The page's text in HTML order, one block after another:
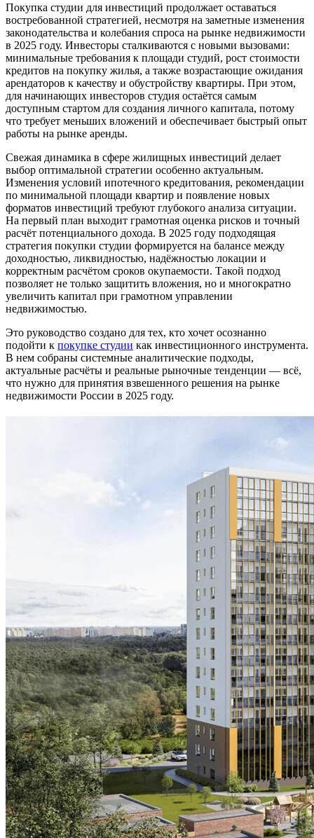
Покупка студии для инвестиций продолжает оставаться
востребованной стратегией, несмотря на заметные изменения
законодательства и колебания спроса на рынке недвижимости
в 2025 году. Инвесторы сталкиваются с новыми вызовами:
минимальные требования к площади студий, рост стоимости
кредитов на покупку жилья, а также возрастающие ожидания
арендаторов к качеству и обустройству квартиры. При этом,
для начинающих инвесторов студия остаётся самым
доступным стартом для создания личного капитала, потому
что требует меньших вложений и обеспечивает быстрый опыт
работы на рынке аренды.
Свежая динамика в сфере жилищных инвестиций делает
выбор оптимальной стратегии особенно актуальным.
Изменения условий ипотечного кредитования, рекомендации
по минимальной площади квартир и появление новых
форматов инвестиций требуют глубокого анализа ситуации.
На первый план выходит грамотная оценка рисков и точный
расчёт потенциального дохода. В 2025 году подходящая
стратегия покупки студии формируется на балансе между
доходностью, ликвидностью, надёжностью локации и
корректным расчётом сроков окупаемости. Такой подход
позволяет не только защитить вложения, но и многократно
увеличить капитал при грамотном управлении
недвижимостью.
Это руководство создано для тех, кто хочет осознанно
подойти к покупке студии как инвестиционного инструмента.
В нем собраны системные аналитические подходы,
актуальные расчёты и реальные рыночные тенденции — всё,
что нужно для принятия взвешенного решения на рынке
недвижимости России в 2025 году.